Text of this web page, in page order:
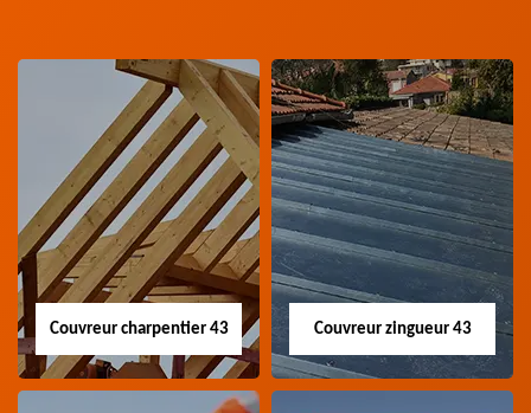
Couvreur charpentier 43 Couvreur zingueur 43